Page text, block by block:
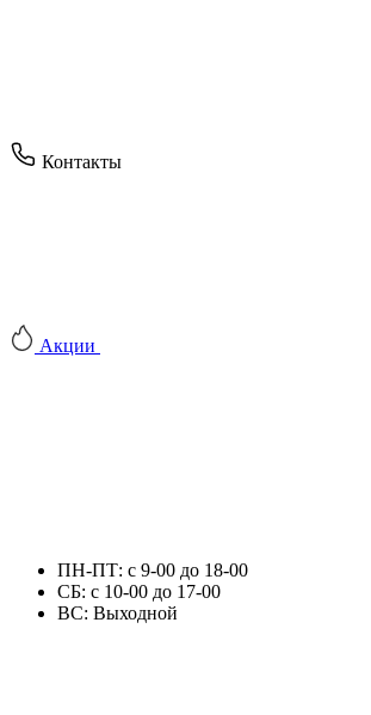
Контакты
Акции
ПН-ПТ: с 9-00 до 18-00
СБ: с 10-00 до 17-00
ВС: Выходной